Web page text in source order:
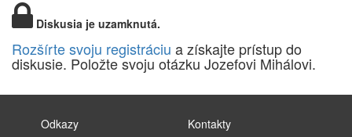
Diskusia je uzamknutá.
Rozšírte svoju registráciu a získajte prístup do
diskusie. Položte svoju otázku Jozefovi Mihálovi.
Odkazy Kontakty